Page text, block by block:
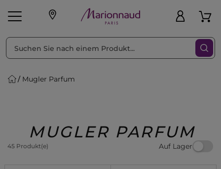
Geschenke
Mugler Parfum
MUGLER PARFUM
45 Produkt(e) Auf Lager
sortieren nach Filter